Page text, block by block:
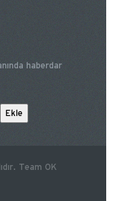
haberdar
Team OK